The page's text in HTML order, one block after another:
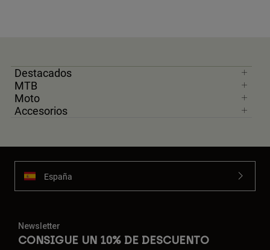
Destacados
MTB
Moto
Accesorios
España
Newsletter
CONSIGUE UN 10% DE DESCUENTO